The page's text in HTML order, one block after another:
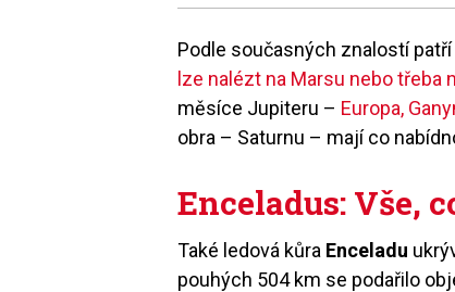
Podle současných znalostí
lze nalézt na Marsu nebo třeba
měsíce Jupiteru – Europa,
obra – Saturnu – mají co
Enceladus: Vše,
Také ledová kůra Enceladu
pouhých 504 km se podařilo